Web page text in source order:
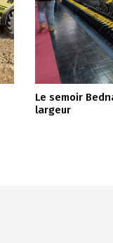
Le semoir
largeur